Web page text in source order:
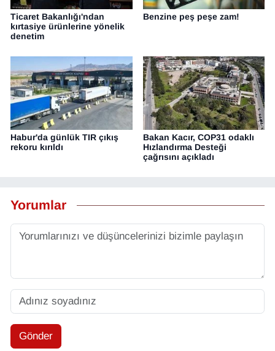
Ticaret Bakanlığı'ndan
kırtasiye ürünlerine yönelik
denetim
Benzine peş peşe zam!
Habur'da günlük TIR çıkış
rekoru kırıldı
Bakan Kacır, COP31 odaklı
Hızlandırma Desteği
çağrısını açıkladı
Yorumlar
Gönder